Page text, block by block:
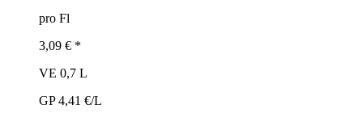
pro Fl
3,09 € *
VE 0,7 L
GP 4,41 €/L